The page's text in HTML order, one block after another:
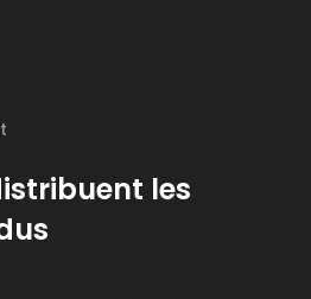
les